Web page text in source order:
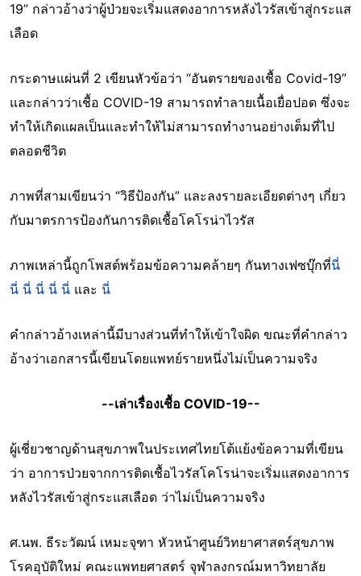
19” กล่าวอ้างว่าผู้ป่วยจะเริ่มแสดงอาการหลังไวรัสเข้าสู่กระแส
เลือด
กระดาษแผ่นที่ 2 เขียนหัวข้อว่า “อันตรายของเชื้อ Covid-19”
และกล่าวว่าเชื้อ COVID-19 สามารถทำลายเนื้อเยื่อปอด ซึ่งจะ
ทำให้เกิดแผลเป็นและทำให้ไม่สามารถทำงานอย่างเต็มที่ไป
ตลอดชีวิต
ภาพที่สามเขียนว่า “วิธีป้องกัน” และลงรายละเอียดต่างๆ เกี่ยว
กับมาตรการป้องกันการติดเชื้อโคโรน่าไวรัส
ภาพเหล่านี้ถูกโพสต์พร้อมข้อความคล้ายๆ กันทางเฟซบุ๊กที่นี่
นี่ นี่ นี่ นี่ นี่ และ นี่
คำกล่าวอ้างเหล่านี้มีบางส่วนที่ทำให้เข้าใจผิด ขณะที่คำกล่าว
อ้างว่าเอกสารนี้เขียนโดยแพทย์รายหนึ่งไม่เป็นความจริง
--เล่าเรื่องเชื้อ COVID-19--
ผู้เชี่ยวชาญด้านสุขภาพในประเทศไทยโต้แย้งข้อความที่เขียน
ว่า อาการป่วยจากการติดเชื้อไวรัสโคโรน่าจะเริ่มแสดงอาการ
หลังไวรัสเข้าสู่กระแสเลือด ว่าไม่เป็นความจริง
ศ.นพ. ธีระวัฒน์ เหมะจุฑา หัวหน้าศูนย์วิทยาศาสตร์สุขภาพ
โรคอุบัติใหม่ คณะแพทยศาสตร์ จุฬาลงกรณ์มหาวิทยาลัย